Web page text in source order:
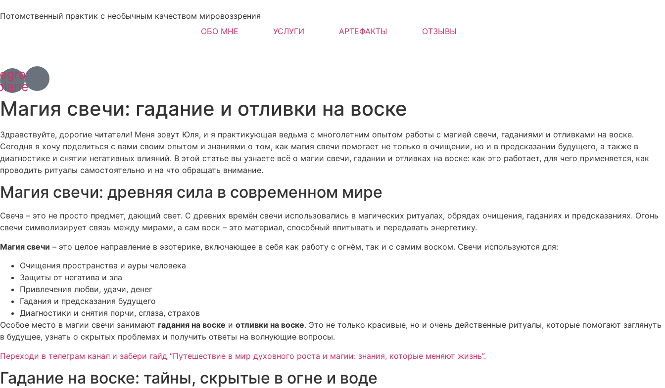
кПотомственный практик с необычным качеством мировоззрения
ОБО МНЕ
УСЛУГИ АРТЕФАКТЫ
ОТЗЫВЫ
Магия свечи: гадание и отливки на воске
Здравствуйте, дорогие читатели! Меня зовут Юля, и я практикующая ведьма с многолетним опытом работы с магией свечи, гаданиями и отливками на воске.
Сегодня я хочу поделиться с вами своим опытом и знаниями о том, как магия свечи помогает не только в очищении, но и в предсказании будущего, а также в
диагностике и снятии негативных влияний. В этой статье вы узнаете всё о магии свечи, гадании и отливках на воске: как это работает, для чего применяется, как
проводить ритуалы самостоятельно и на что обращать внимание.
Магия свечи: древняя сила в современном мире
Свеча – это не просто предмет, дающий свет. С древних времён свечи использовались в магических ритуалах, обрядах очищения, гаданиях и предсказаниях. Огонь
свечи символизирует связь между мирами, а сам воск – это материал, способный впитывать и передавать энергетику.
Магия свечи – это целое направление в эзотерике, включающее в себя как работу с огнём, так и с самим воском. Свечи используются для:
Очищения пространства и ауры человека
Защиты от негатива и зла
Привлечения любви, удачи, денег
Гадания и предсказания будущего
Диагностики и снятия порчи, сглаза, страхов
Особое место в магии свечи занимают гадания на воске и отливки на воске. Это не только красивые, но и очень действенные ритуалы, которые помогают заглянуть
в будущее, узнать о скрытых проблемах и получить ответы на волнующие вопросы.
Переходи в телеграм канал и забери гайд “Путешествие в мир духовного роста и магии: знания, которые меняют жизнь”.
Гадание на воске: тайны, скрытые в огне и воде